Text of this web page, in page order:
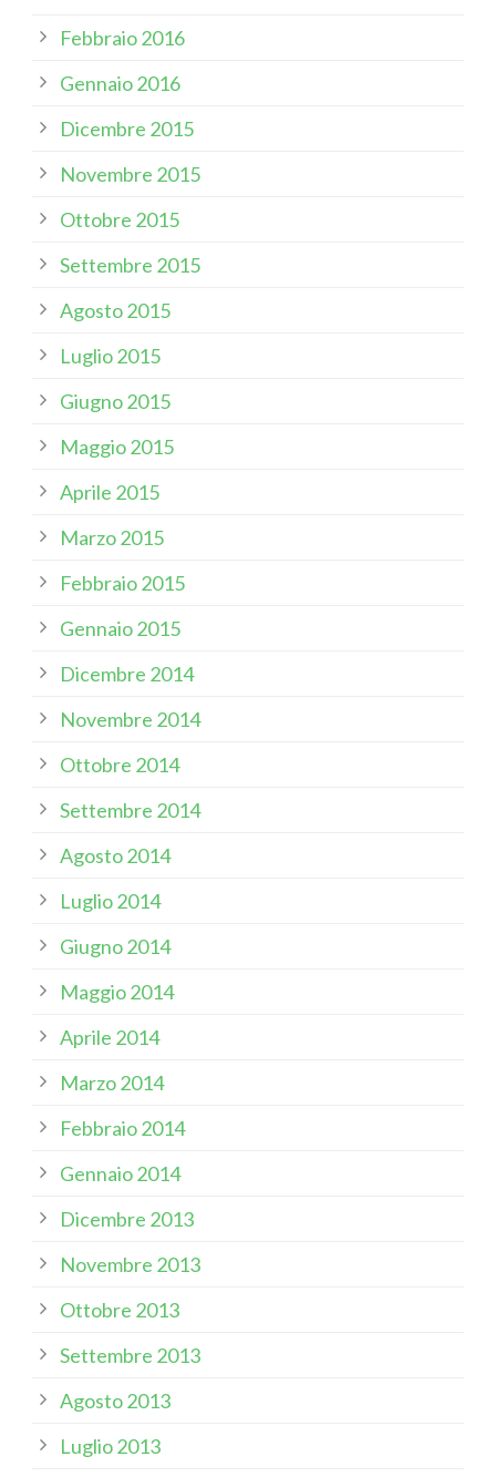
Febbraio 2016
Gennaio 2016
Dicembre 2015
Novembre 2015
Ottobre 2015
Settembre 2015
Agosto 2015
Luglio 2015
Giugno 2015
Maggio 2015
Aprile 2015
Marzo 2015
Febbraio 2015
Gennaio 2015
Dicembre 2014
Novembre 2014
Ottobre 2014
Settembre 2014
Agosto 2014
Luglio 2014
Giugno 2014
Maggio 2014
Aprile 2014
Marzo 2014
Febbraio 2014
Gennaio 2014
Dicembre 2013
Novembre 2013
Ottobre 2013
Settembre 2013
Agosto 2013
Luglio 2013